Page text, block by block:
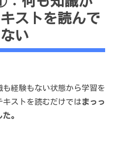
ストを読んで
い
経験もない状態から学習を
キストを読むだけではまっっ
。